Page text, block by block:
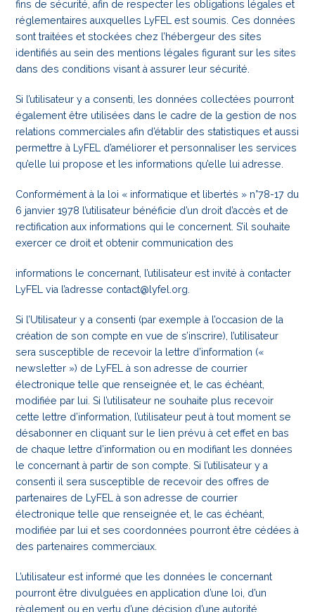
fins de sécurité, afin de respecter les obligations légales et
réglementaires auxquelles LyFEL est soumis. Ces données
sont traitées et stockées chez l’hébergeur des sites
identifiés au sein des mentions légales figurant sur les sites
dans des conditions visant à assurer leur sécurité.
Si l’utilisateur y a consenti, les données collectées pourront
également être utilisées dans le cadre de la gestion de nos
relations commerciales afin d’établir des statistiques et aussi
permettre à LyFEL d’améliorer et personnaliser les services
qu’elle lui propose et les informations qu’elle lui adresse.
Conformément à la loi « informatique et libertés » n°78-17 du
6 janvier 1978 l’utilisateur bénéficie d’un droit d’accès et de
rectification aux informations qui le concernent. S’il souhaite
exercer ce droit et obtenir communication des
informations le concernant, l’utilisateur est invité à contacter
LyFEL via l’adresse contact@lyfel.org.
Si l’Utilisateur y a consenti (par exemple à l’occasion de la
création de son compte en vue de s’inscrire), l’utilisateur
sera susceptible de recevoir la lettre d’information («
newsletter ») de LyFEL à son adresse de courrier
électronique telle que renseignée et, le cas échéant,
modifiée par lui. Si l’utilisateur ne souhaite plus recevoir
cette lettre d’information, l’utilisateur peut à tout moment se
désabonner en cliquant sur le lien prévu à cet effet en bas
de chaque lettre d’information ou en modifiant les données
le concernant à partir de son compte. Si l’utilisateur y a
consenti il sera susceptible de recevoir des offres de
partenaires de LyFEL à son adresse de courrier
électronique telle que renseignée et, le cas échéant,
modifiée par lui et ses coordonnées pourront être cédées à
des partenaires commerciaux.
L’utilisateur est informé que les données le concernant
pourront être divulguées en application d’une loi, d’un
règlement ou en vertu d’une décision d’une autorité